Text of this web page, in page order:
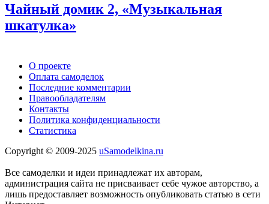
Чайный домик 2, «Музыкальная
шкатулка»
О проекте
Оплата самоделок
Последние комментарии
Правообладателям
Контакты
Политика конфиденциальности
Статистика
Copyright © 2009-2025 uSamodelkina.ru
Все самоделки и идеи принадлежат их авторам,
администрация сайта не присваивает себе чужое авторство, а
лишь предоставляет возможность опубликовать статью в сети